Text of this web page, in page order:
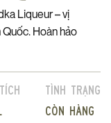
Liqueur – vị
Hoàn hảo
Tình trạng
Còn hàng